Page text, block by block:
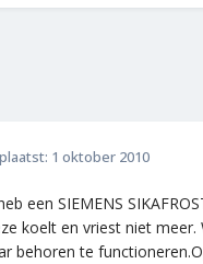
1 oktober 2010
een SIEMENS
koelt en vriest niet
behoren te